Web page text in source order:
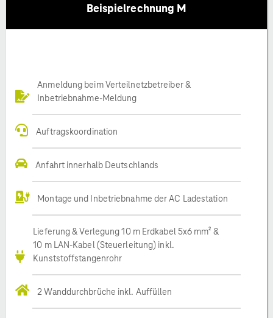
Beispielrechnung M
Anmeldung beim Verteilnetzbetreiber &
Inbetriebnahme-Meldung
Auftragskoordination
Anfahrt innerhalb Deutschlands
Montage und Inbetriebnahme der AC Ladestation
Lieferung & Verlegung 10 m Erdkabel 5x6 mm² &
10 m LAN-Kabel (Steuerleitung) inkl.
Kunststoffstangenrohr
2 Wanddurchbrüche inkl. Auffüllen